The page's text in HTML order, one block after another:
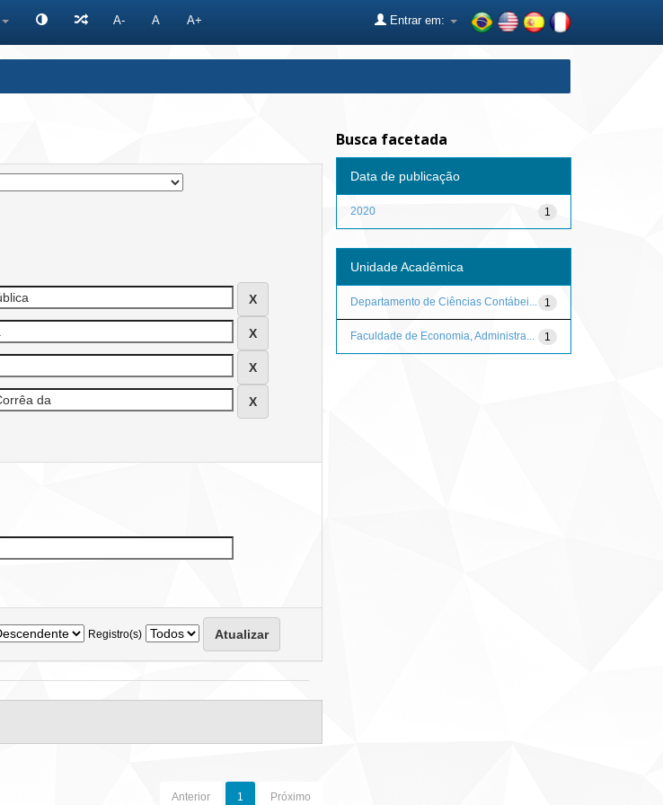
A- A A+ Entrar em:
Registro(s)
Anterior 1 Próximo
Busca facetada
Data de publicação
1
2020
Unidade Acadêmica
1
Departamento de Ciências Contábei...
1
Faculdade de Economia, Administra...